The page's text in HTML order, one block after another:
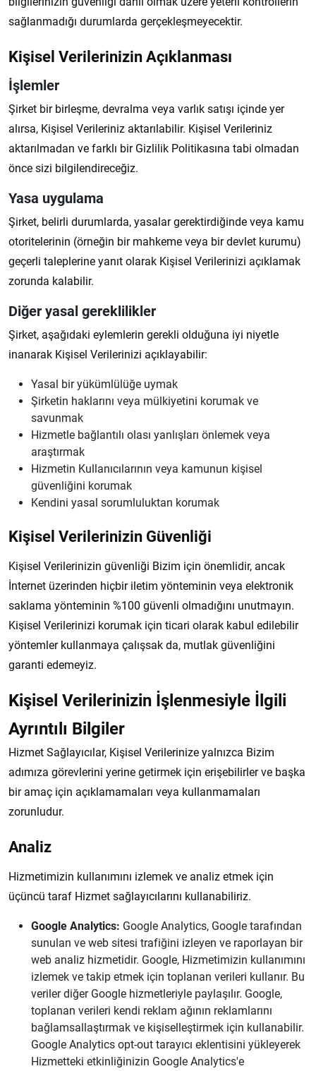
sağlanmadığı durumlarda gerçekleşmeyecektir.
Kişisel Verilerinizin Açıklanması
İşlemler
Şirket bir birleşme, devralma veya varlık satışı içinde yer
alırsa, Kişisel Verileriniz aktarılabilir. Kişisel Verileriniz
aktarılmadan ve farklı bir Gizlilik Politikasına tabi olmadan
önce sizi bilgilendireceğiz.
Yasa uygulama
Şirket, belirli durumlarda, yasalar gerektirdiğinde veya kamu
otoritelerinin (örneğin bir mahkeme veya bir devlet kurumu)
geçerli taleplerine yanıt olarak Kişisel Verilerinizi açıklamak
zorunda kalabilir.
Diğer yasal gereklilikler
Şirket, aşağıdaki eylemlerin gerekli olduğuna iyi niyetle
inanarak Kişisel Verilerinizi açıklayabilir:
Yasal bir yükümlülüğe uymak
Şirketin haklarını veya mülkiyetini korumak ve
savunmak
Hizmetle bağlantılı olası yanlışları önlemek veya
araştırmak
Hizmetin Kullanıcılarının veya kamunun kişisel
güvenliğini korumak
Kendini yasal sorumluluktan korumak
Kişisel Verilerinizin Güvenliği
Kişisel Verilerinizin güvenliği Bizim için önemlidir, ancak
İnternet üzerinden hiçbir iletim yönteminin veya elektronik
saklama yönteminin %100 güvenli olmadığını unutmayın.
Kişisel Verilerinizi korumak için ticari olarak kabul edilebilir
yöntemler kullanmaya çalışsak da, mutlak güvenliğini
garanti edemeyiz.
Kişisel Verilerinizin İşlenmesiyle İlgili
Ayrıntılı Bilgiler
Hizmet Sağlayıcılar, Kişisel Verilerinize yalnızca Bizim
adımıza görevlerini yerine getirmek için erişebilirler ve başka
bir amaç için açıklamamaları veya kullanmamaları
zorunludur.
Analiz
Hizmetimizin kullanımını izlemek ve analiz etmek için
üçüncü taraf Hizmet sağlayıcılarını kullanabiliriz.
Google Analytics: Google Analytics, Google tarafından
sunulan ve web sitesi trafiğini izleyen ve raporlayan bir
web analiz hizmetidir. Google, Hizmetimizin kullanımını
izlemek ve takip etmek için toplanan verileri kullanır. Bu
veriler diğer Google hizmetleriyle paylaşılır. Google,
toplanan verileri kendi reklam ağının reklamlarını
bağlamsallaştırmak ve kişiselleştirmek için kullanabilir.
Google Analytics opt-out tarayıcı eklentisini yükleyerek
Hizmetteki etkinliğinizin Google Analytics'e